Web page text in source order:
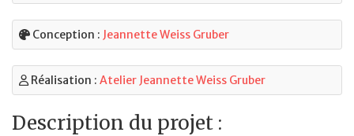
Conception : Jeannette Weiss Gruber
Réalisation : Atelier Jeannette Weiss Gruber
Description du projet :